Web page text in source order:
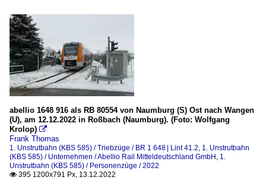
abellio 1648 916 als RB 80554 von Naumburg (S) Ost nach Wangen
(U), am 12.12.2022 in Roßbach (Naumburg). (Foto: Wolfgang
Krolop) 
Frank Thomas
1. Unstrutbahn (KBS 585) / Triebzüge / BR 1 648 | Lint 41.2, 1. Unstrutbahn
(KBS 585) / Unternehmen / Abellio Rail Mitteldeutschland GmbH, 1.
Unstrutbahn (KBS 585) / Personenzüge / 2022
 395 1200x791 Px, 13.12.2022